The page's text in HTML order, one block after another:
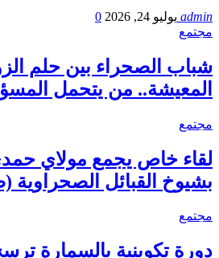
admin يوليو 24, 2026
0
مجتمع
شباب الصحراء بين حلم
المعيشة.. من يتحمل
مجتمع
لقاء خاص يجمع مولاي
بشيوخ القبائل الصحراوية
مجتمع
دورة تكوينية بالسمارة